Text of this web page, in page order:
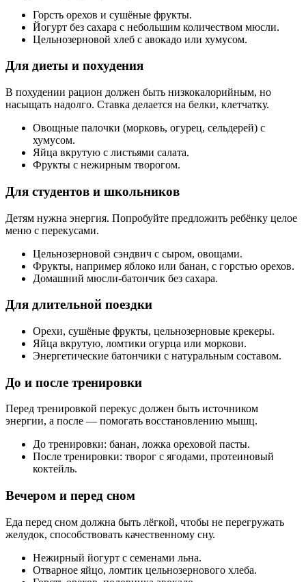
Горсть орехов и сушёные фрукты.
Йогурт без сахара с небольшим количеством мюсли.
Цельнозерновой хлеб с авокадо или хумусом.
Для диеты и похудения
В похудении рацион должен быть низкокалорийным, но
насыщать надолго. Ставка делается на белки, клетчатку.
Овощные палочки (морковь, огурец, сельдерей) с
хумусом.
Яйца вкрутую с листьями салата.
Фрукты с нежирным творогом.
Для студентов и школьников
Детям нужна энергия. Попробуйте предложить ребёнку целое
меню с перекусами.
Цельнозерновой сэндвич с сыром, овощами.
Фрукты, например яблоко или банан, с горстью орехов.
Домашний мюсли-батончик без сахара.
Для длительной поездки
Орехи, сушёные фрукты, цельнозерновые крекеры.
Яйца вкрутую, ломтики огурца или моркови.
Энергетические батончики с натуральным составом.
До и после тренировки
Перед тренировкой перекус должен быть источником
энергии, а после — помогать восстановлению мышц.
До тренировки: банан, ложка ореховой пасты.
После тренировки: творог с ягодами, протеиновый
коктейль.
Вечером и перед сном
Еда перед сном должна быть лёгкой, чтобы не перегружать
желудок, способствовать качественному сну.
Нежирный йогурт с семенами льна.
Отварное яйцо, ломтик цельнозернового хлеба.